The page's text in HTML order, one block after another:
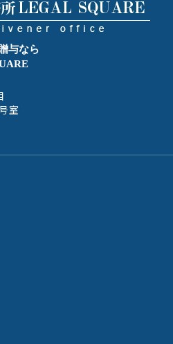
与なら
室